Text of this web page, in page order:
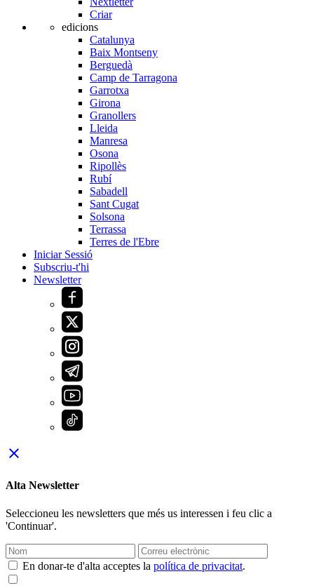
Criar
edicions
Catalunya
Baix Montseny
Berguedà
Camp de Tarragona
Garrotxa
Girona
Granollers
Lleida
Manresa
Osona
Ripollès
Rubí
Sabadell
Sant Cugat
Solsona
Terrassa
Terres de l'Ebre
Iniciar Sessió
Subscriu-t'hi
Newsletter
close
Alta Newsletter
Seleccioneu les newsletters que més us interessen i feu clic a
'Continuar'.
En donar-te d'alta acceptes la política de privacitat.